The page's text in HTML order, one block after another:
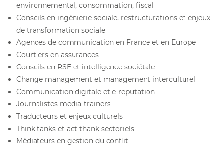
environnemental, consommation, fiscal
Conseils en ingénierie sociale, restructurations et enjeux
de transformation sociale
Agences de communication en France et en Europe
Courtiers en assurances
Conseils en RSE et intelligence sociétale
Change management et management interculturel
Communication digitale et e-reputation
Journalistes media-trainers
Traducteurs et enjeux culturels
Think tanks et act thank sectoriels
Médiateurs en gestion du conflit